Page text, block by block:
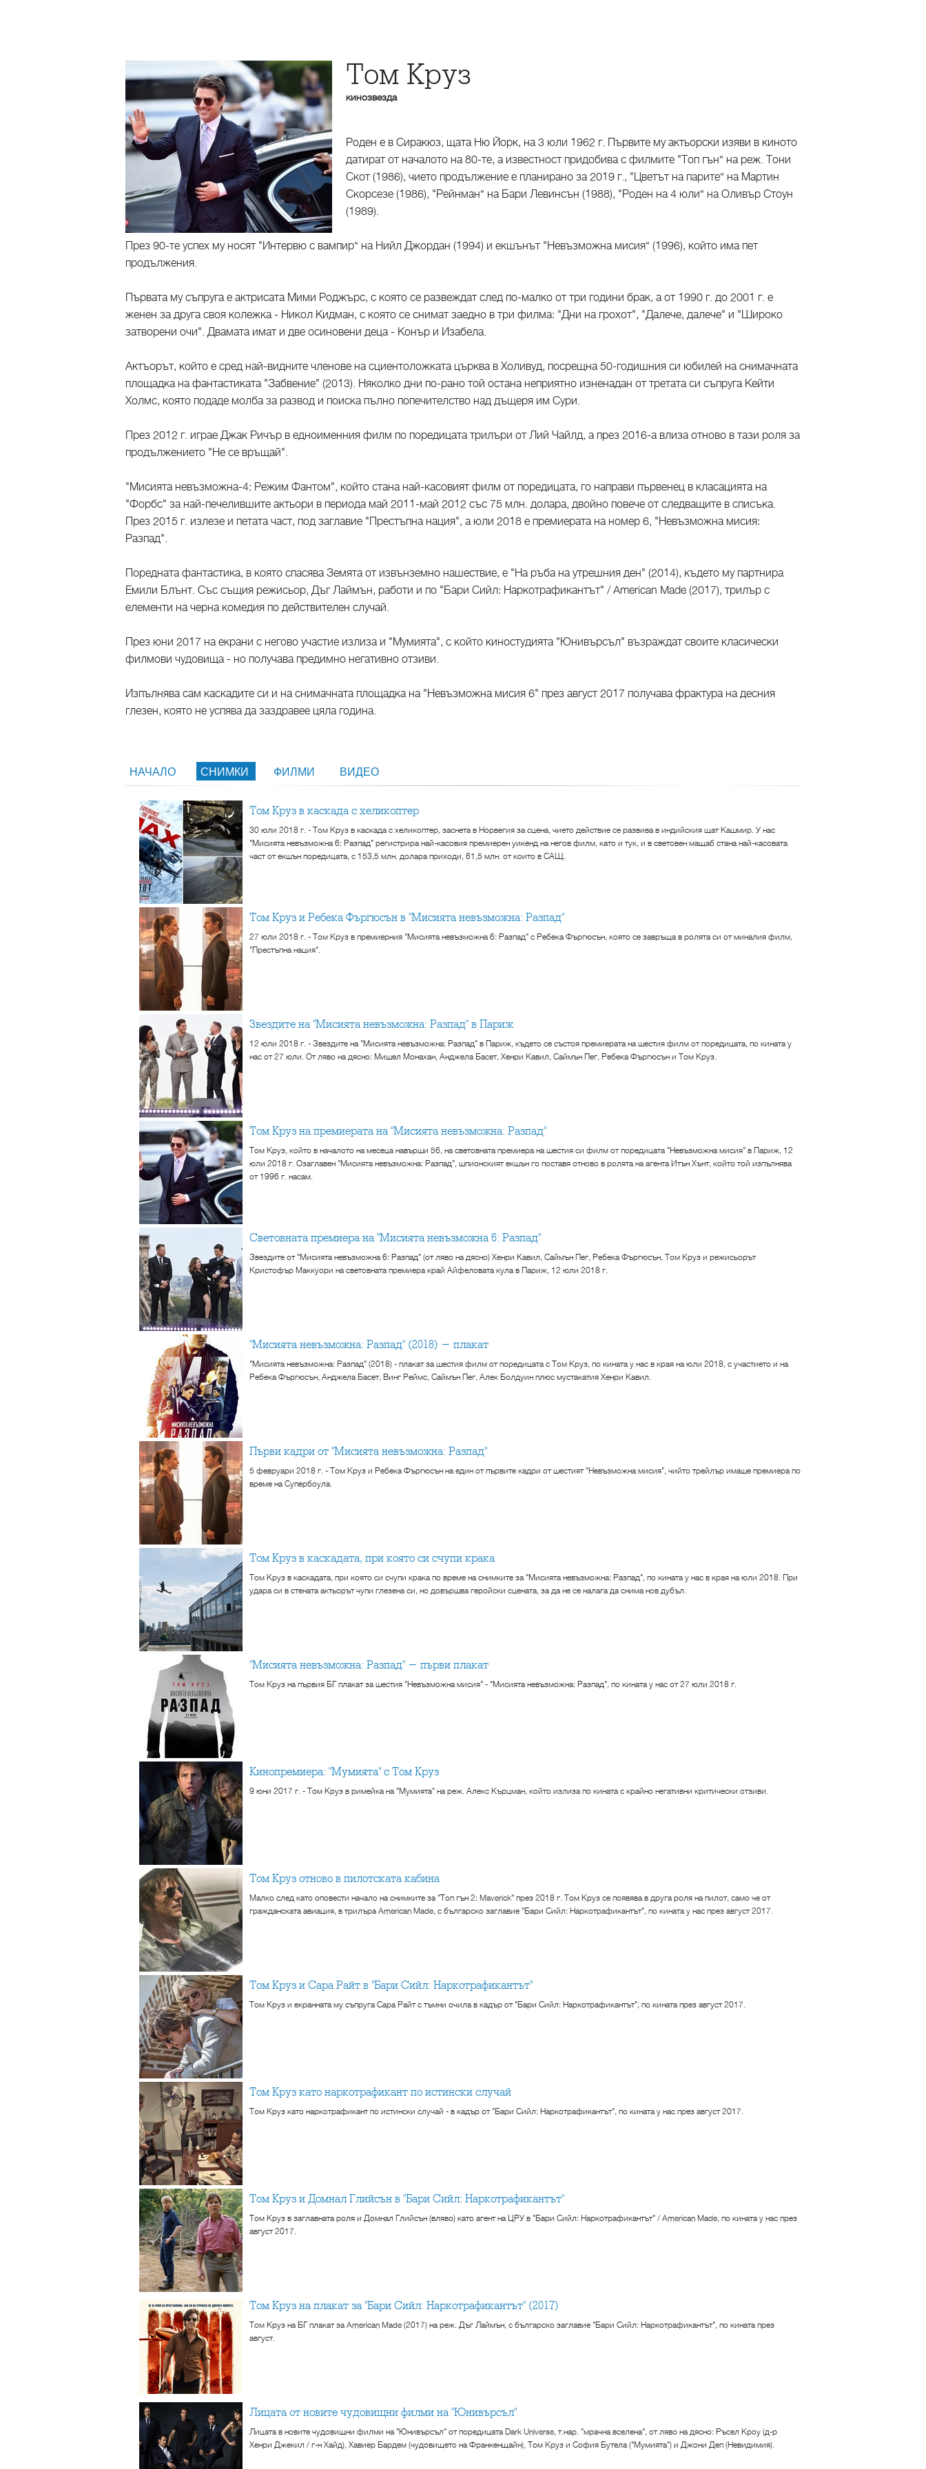
Том Круз
кинозвезда
Роден е в Сиракюз, щата Ню Йорк, на 3 юли 1962 г. Първите му актьорски изяви в киното
датират от началото на 80-те, а известност придобива с филмите "Топ гън“ на реж. Тони
Скот (1986), чието продължение е планирано за 2019 г., "Цветът на парите“ на Мартин
Скорсезе (1986), "Рейнман“ на Бари Левинсън (1988), "Роден на 4 юли“ на Оливър Стоун
(1989).
През 90-те успех му носят "Интервю с вампир“ на Нийл Джордан (1994) и екшънът "Невъзможна мисия“ (1996), който има пет
продължения.
Първата му съпруга е актрисата Мими Роджърс, с която се развеждат след по-малко от три години брак, а от 1990 г. до 2001 г. е
женен за друга своя колежка - Никол Кидман, с която се снимат заедно в три филма: "Дни на грохот", "Далече, далече" и "Широко
затворени очи". Двамата имат и две осиновени деца - Конър и Изабела.
Актъорът, който е сред най-видните членове на сциентоложката църква в Холивуд, посрещна 50-годишния си юбилей на снимачната
площадка на фантастиката "Забвение" (2013). Няколко дни по-рано той остана неприятно изненадан от третата си съпруга Кейти
Холмс, която подаде молба за развод и поиска пълно попечителство над дъщеря им Сури.
През 2012 г. играе Джак Ричър в едноименния филм по поредицата трилъри от Лий Чайлд, а през 2016-а влиза отново в тази роля за
продължението "Не се връщай".
"Мисията невъзможна-4: Режим Фантом", който стана най-касовият филм от поредицата, го направи първенец в класацията на
"Форбс" за най-печелившите актьори в периода май 2011-май 2012 със 75 млн. долара, двойно повече от следващите в списъка.
През 2015 г. излезе и петата част, под заглавие "Престъпна нация", а юли 2018 е премиерата на номер 6, "Невъзможна мисия:
Разпад".
Поредната фантастика, в която спасява Земята от извънземно нашествие, е "На ръба на утрешния ден" (2014), където му партнира
Емили Блънт. Със същия режисьор, Дъг Лаймън, работи и по "Бари Сийл: Наркотрафикантът" / American Made (2017), трилър с
елементи на черна комедия по действителен случай.
През юни 2017 на екрани с негово участие излиза и "Мумията", с който киностудията "Юнивърсъл" възраждат своите класически
филмови чудовища - но получава предимно негативно отзиви.
Изпълнява сам каскадите си и на снимачната площадка на "Невъзможна мисия 6" през август 2017 получава фрактура на десния
глезен, която не успява да заздравее цяла година.
НАЧАЛО СНИМКИ ФИЛМИ ВИДЕО
Том Круз в каскада с хеликоптер
30 юли 2018 г. - Том Круз в каскада с хеликоптер, заснета в Норвегия за сцена, чието действие се развива в индийския щат Кашмир. У нас
"Мисията невъзможна 6: Разпад" регистрира най-касовия премиерен уикенд на негов филм, като и тук, и в световен мащаб стана най-касовата
част от екшън поредицата, с 153,5 млн. долара приходи, 61,5 млн. от които в САЩ.
Том Круз и Ребека Фъргюсън в "Мисията невъзможна: Разпад"
27 юли 2018 г. - Том Круз в премиерния "Мисията невъзможна 6: Разпад" с Ребека Фъргюсън, която се завръща в ролята си от миналия филм,
"Престъпна нация".
Звездите на "Мисията невъзможна: Разпад" в Париж
12 юли 2018 г. - Звездите на "Мисията невъзможна: Разпад" в Париж, където се състоя премиерата на шестия филм от поредицата, по кината у
нас от 27 юли. От ляво на дясно: Мишел Монахан, Анджела Басет, Хенри Кавил, Саймън Пег, Ребека Фъргюсън и Том Круз.
Том Круз на премиерата на "Мисията невъзможна: Разпад"
Том Круз, който в началото на месеца навърши 56, на световната премиера на шестия си филм от поредицата "Невъзможна мисия" в Париж, 12
юли 2018 г. Озаглавен "Мисията невъзможна: Разпад", шпионският екшън го поставя отново в ролята на агента Итън Хънт, който той изпълнява
от 1996 г. насам.
Световната премиера на "Мисията невъзможна 6: Разпад"
Звездите от "Мисията невъзможна 6: Разпад" (от ляво на дясно) Хенри Кавил, Саймън Пег, Ребека Фъргюсън, Том Круз и режисьорът
Кристофър Маккуори на световната премиера край Айфеловата кула в Париж, 12 юли 2018 г.
"Мисията невъзможна: Разпад" (2018) - плакат
"Мисията невъзможна: Разпад" (2018) - плакат за шестия филм от поредицата с Том Круз, по кината у нас в края на юли 2018, с участието и на
Ребека Фъргюсън, Анджела Басет, Винг Реймс, Саймън Пег, Алек Болдуин плюс мустакатия Хенри Кавил.
Първи кадри от "Мисията невъзможна: Разпад"
5 февруари 2018 г. - Том Круз и Ребека Фъргюсън на един от първите кадри от шестият "Невъзможна мисия", чийто трейлър имаше премиера по
време на Супербоула.
Том Круз в каскадата, при която си счупи крака
Том Круз в каскадата, при която си счупи крака по време на снимките за "Мисията невъзможна: Разпад", по кината у нас в края на юли 2018. При
удара си в стената актьорът чупи глезена си, но довършва геройски сцената, за да не се налага да снима нов дубъл.
"Мисията невъзможна: Разпад" - първи плакат
Том Круз на първия БГ плакат за шестия "Невъзможна мисия" - "Мисията невъзможна: Разпад", по кината у нас от 27 юли 2018 г.
Кинопремиера: "Мумията" с Том Круз
9 юни 2017 г. - Том Круз в римейка на "Мумията" на реж. Алекс Кърцман, който излиза по кината с крайно негативни критически отзиви.
Том Круз отново в пилотската кабина
Малко след като оповести начало на снимките за "Топ гън 2: Maverick" през 2018 г. Том Круз се появява в друга роля на пилот, само че от
гражданската авиация, в трилъра American Made, с българско заглавие "Бари Сийл: Наркотрафикантът", по кината у нас през август 2017.
Том Круз и Сара Райт в "Бари Сийл: Наркотрафикантът"
Том Круз и екранната му съпруга Сара Райт с тъмни очила в кадър от "Бари Сийл: Наркотрафикантът", по кината през август 2017.
Том Круз като наркотрафикант по истински случай
Том Круз като наркотрафикант по истински случай - в кадър от "Бари Сийл: Наркотрафикантът", по кината у нас през август 2017.
Том Круз и Домнал Глийсън в "Бари Сийл: Наркотрафикантът"
Том Круз в заглавната роля и Домнал Глийсън (вляво) като агент на ЦРУ в "Бари Сийл: Наркотрафикантът" / American Made, по кината у нас през
август 2017.
Том Круз на плакат за "Бари Сийл: Наркотрафикантът" (2017)
Том Круз на БГ плакат за American Made (2017) на реж. Дъг Лаймън, с българско заглавие "Бари Сийл: Наркотрафикантът", по кината през
август.
Лицата от новите чудовищни филми на "Юнивърсъл"
Лицата в новите чудовищни филми на "Юнивърсъл" от поредицата Dark Universe, т.нар. "мрачна вселена", от ляво на дясно: Ръсел Кроу (д-р
Хенри Джекил / г-н Хайд), Хавиер Бардем (чудовището на Франкенщайн), Том Круз и София Бутела ("Мумията") и Джони Деп (Невидимия).